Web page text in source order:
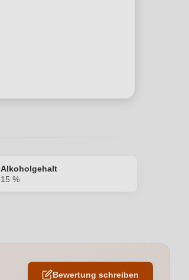
Alkoholgehalt
15 %
Großes Eichenfass
Bewertung schreiben